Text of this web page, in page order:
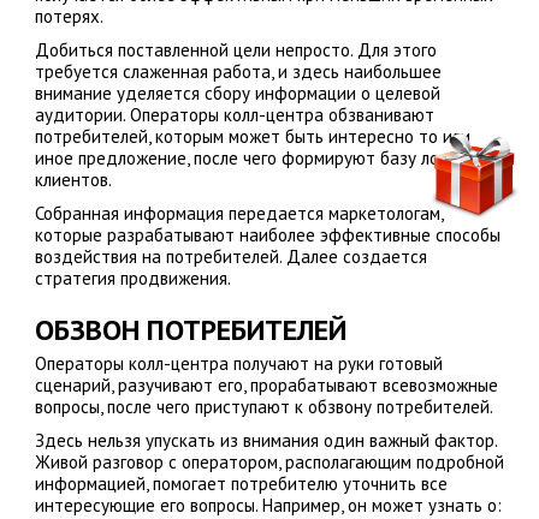
потерях.
Добиться поставленной цели непросто. Для этого
требуется слаженная работа, и здесь наибольшее
внимание уделяется сбору информации о целевой
аудитории. Операторы колл-центра обзванивают
потребителей, которым может быть интересно то или
иное предложение, после чего формируют базу лояльных
клиентов.
Собранная информация передается маркетологам,
которые разрабатывают наиболее эффективные способы
воздействия на потребителей. Далее создается
стратегия продвижения.
ОБЗВОН ПОТРЕБИТЕЛЕЙ
Операторы колл-центра получают на руки готовый
сценарий, разучивают его, прорабатывают всевозможные
вопросы, после чего приступают к обзвону потребителей.
Здесь нельзя упускать из внимания один важный фактор.
Живой разговор с оператором, располагающим подробной
информацией, помогает потребителю уточнить все
интересующие его вопросы. Например, он может узнать о: